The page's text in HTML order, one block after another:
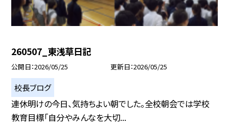
260507_東浅草日記
公開日 2026/05/25 更新日 2026/05/25
校長ブログ
連休明けの今日、気持ちよい朝でした。全校朝会では学校
教育目標「自分やみんなを大切...